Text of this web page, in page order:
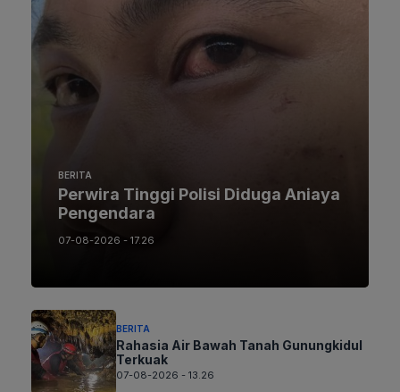
BERITA
Perwira Tinggi Polisi Diduga Aniaya
Pengendara
07-08-2026 - 17.26
BERITA
Rahasia Air Bawah Tanah Gunungkidul
Terkuak
07-08-2026 - 13.26